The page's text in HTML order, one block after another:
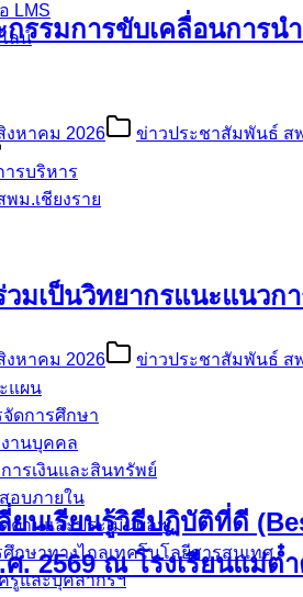
LMS
ลน์
ารบริหาร
ม.เชียงราย
แผน
จัดการศึกษา
านบุคคล
ารเงินและสินทรัพย์
อบภายใน
ตามและประเมินผลฯ
ศึกษาทางไกลเทคโนโลยีสารสนเทศ
และบุคลากรฯ
รรมการขับเคลื่อนการน
งหาคม 2026 ข่าวประชาสัมพันธ์ ส
วมเป็นวิทยากรแนะแนวก
งหาคม 2026 ข่าวประชาสัมพันธ์ ส
ยนเรียนรู้วิธีปฏิบัติที่ดี
. 2569 ณ โรงเรียนแม่ต๋